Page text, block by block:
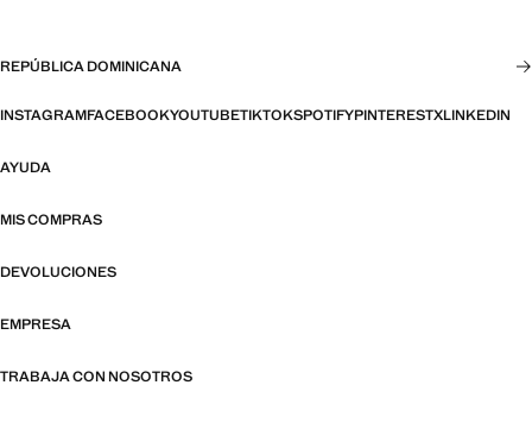
REPÚBLICA DOMINICANA
INSTAGRAMFACEBOOKYOUTUBETIKTOKSPOTIFYPINTERESTXLINKEDIN
AYUDA
MIS COMPRAS
DEVOLUCIONES
EMPRESA
TRABAJA CON NOSOTROS